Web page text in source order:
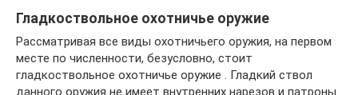
Гладкоствольное охотничье оружие
Рассматривая все виды охотничьего оружия, на первом
месте по численности, безусловно, стоит
гладкоствольное охотничье оружие . Гладкий ствол
данного оружия не имеет внутренних нарезов и патроны